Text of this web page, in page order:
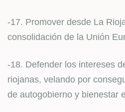
-17. Promover desde La
consolidación de la Unión
-18. Defender los intereses
riojanas, velando por
de autogobierno y bienestar